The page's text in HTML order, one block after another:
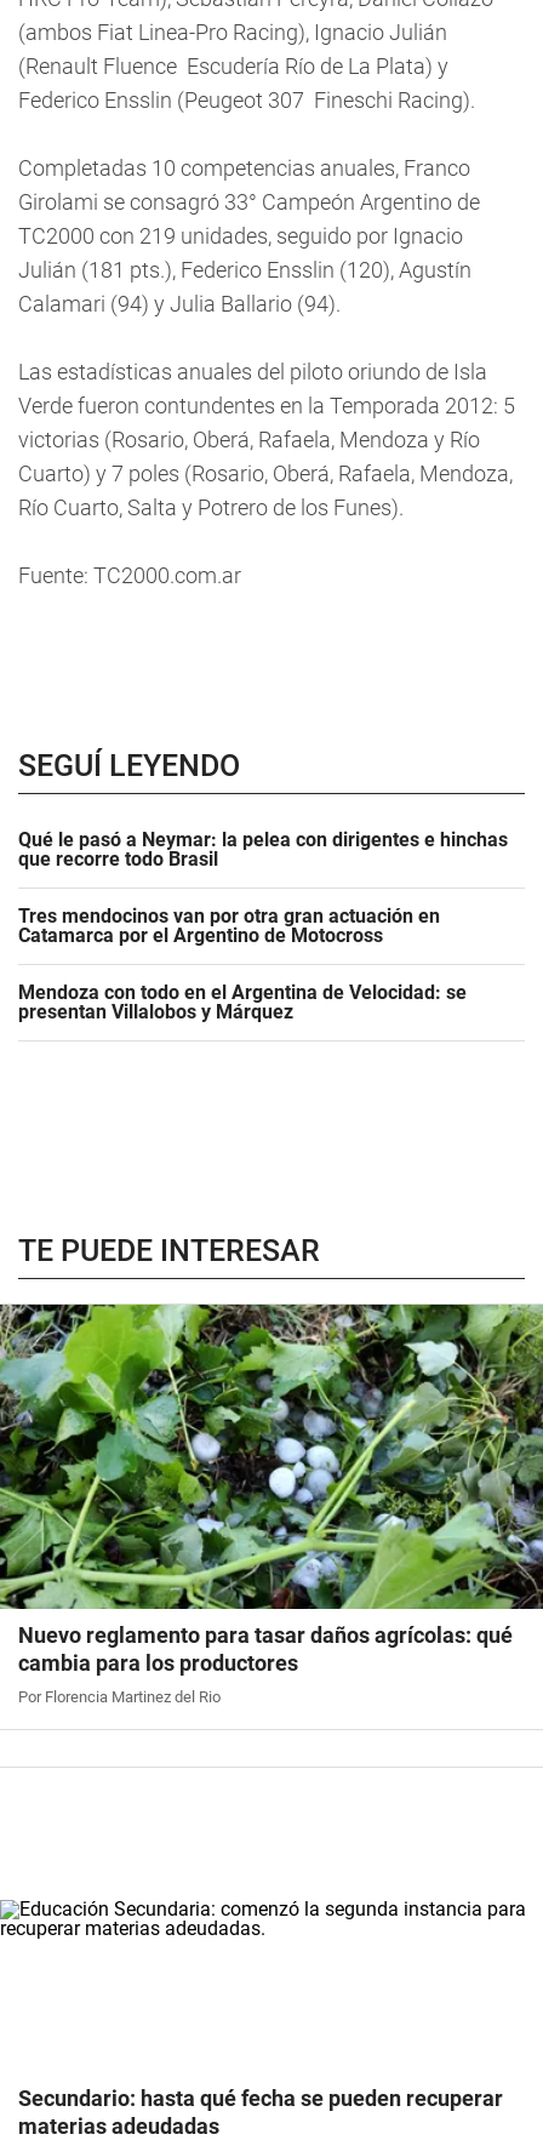
(ambos Fiat Linea-Pro Racing), Ignacio Julián
(Renault Fluence  Escudería Río de La Plata) y
Federico Ensslin (Peugeot 307  Fineschi Racing).
Completadas 10 competencias anuales, Franco
Girolami se consagró 33° Campeón Argentino de
TC2000 con 219 unidades, seguido por Ignacio
Julián (181 pts.), Federico Ensslin (120), Agustín
Calamari (94) y Julia Ballario (94).
Las estadísticas anuales del piloto oriundo de Isla
Verde fueron contundentes en la Temporada 2012: 5
victorias (Rosario, Oberá, Rafaela, Mendoza y Río
Cuarto) y 7 poles (Rosario, Oberá, Rafaela, Mendoza,
Río Cuarto, Salta y Potrero de los Funes).
Fuente: TC2000.com.ar
SEGUÍ LEYENDO
Qué le pasó a Neymar: la pelea con dirigentes e hinchas
que recorre todo Brasil
Tres mendocinos van por otra gran actuación en
Catamarca por el Argentino de Motocross
Mendoza con todo en el Argentina de Velocidad: se
presentan Villalobos y Márquez
TE PUEDE INTERESAR
Nuevo reglamento para tasar daños agrícolas: qué
cambia para los productores
Por Florencia Martinez del Rio
Secundario: hasta qué fecha se pueden recuperar
materias adeudadas